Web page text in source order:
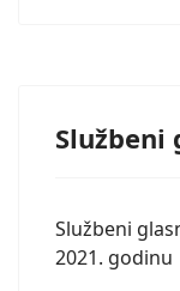
Službeni
Službeni
2021. godinu